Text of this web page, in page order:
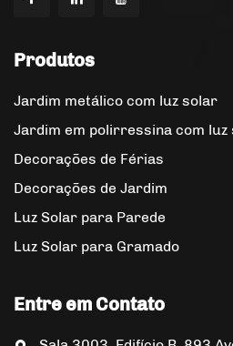
Produtos
Jardim metálico com luz solar
Jardim em polirressina com luz
Decorações de Férias
Decorações de Jardim
Luz Solar para Parede
Luz Solar para Gramado
Entre em Contato